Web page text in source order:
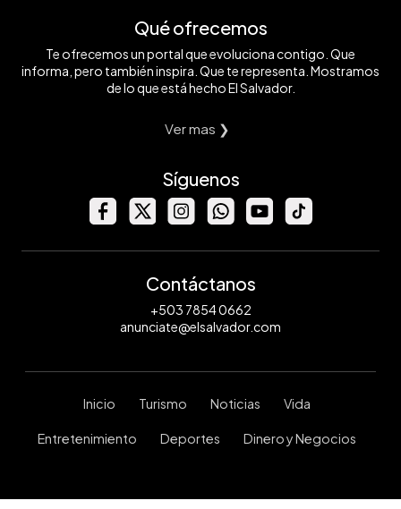
Qué ofrecemos
Te ofrecemos un portal que evoluciona contigo. Que
informa, pero también inspira. Que te representa. Mostramos
de lo que está hecho El Salvador.
Ver mas ❯
Síguenos
Contáctanos
+503 7854 0662
anunciate@elsalvador.com
Inicio Turismo Noticias Vida
Entretenimiento Deportes Dinero y Negocios